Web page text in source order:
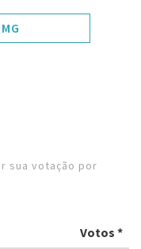
sua votação por
Votos *